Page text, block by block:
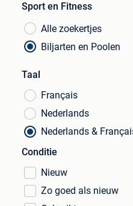
Sport en Fitness
Alle zoekertjes
Biljarten en Poolen
Taal
Français
Nederlands
Nederlands &
Conditie
Nieuw
Zo goed als nieuw